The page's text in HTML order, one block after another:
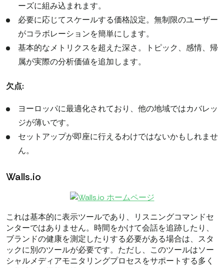
ーズに組み込まれます。
必要に応じてスケールする価格設定。無制限のユーザー
がコラボレーションを簡単にします。
基本的なメトリクスを超えた深さ。トピック、感情、帰
属が実際の分析価値を追加します。
欠点:
ヨーロッパに最適化されており、他の地域ではカバレッ
ジが薄いです。
セットアップが即座に行えるわけではないかもしれませ
ん。
Walls.io
これは基本的に表示ツールであり、リスニングコマンドセ
ンターではありません。時間をかけて会話を追跡したり、
ブランドの健康を測定したりする必要がある場合は、スタ
ックに別のツールが必要です。ただし、このツールはソー
シャルメディアモニタリングプロセスをサポートする多く